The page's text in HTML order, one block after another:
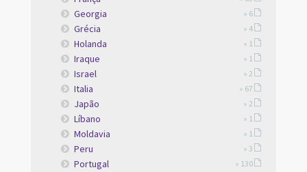
Georgia » 6
Grécia » 4
Holanda » 1
Iraque » 1
Israel » 2
Italia » 67
Japão » 2
Líbano » 1
Moldavia » 1
Peru » 3
Portugal » 130